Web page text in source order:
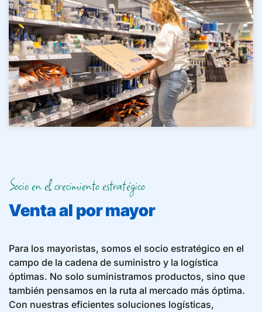
Socio en el crecimiento estratégico
Venta al por mayor
Para los mayoristas, somos el socio estratégico en el
campo de la cadena de suministro y la logística
óptimas. No solo suministramos productos, sino que
también pensamos en la ruta al mercado más óptima.
Con nuestras eficientes soluciones logísticas,